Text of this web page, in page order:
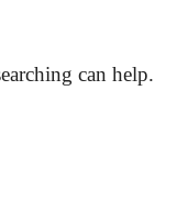
can help.